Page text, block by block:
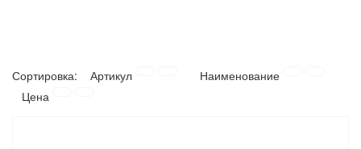
НАСОСНОЕ ОБОРУДОВАНИЕ
Сортировка: Артикул
Наименование
Цена